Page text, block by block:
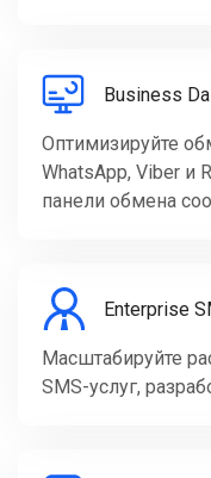
Business
Оптимизируйте
WhatsApp, Viber
панели обмена
Enterprise
Масштабируйте
SMS-услуг,